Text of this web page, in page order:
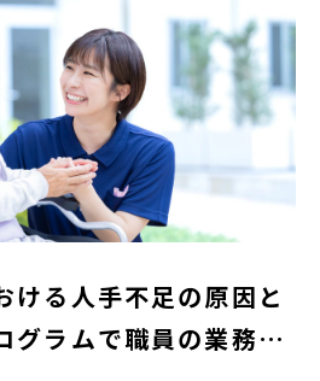
ける人手不足の原因と
グラムで職員の業務負